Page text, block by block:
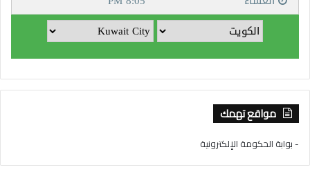
مواقع تهمك
- بوابة الحكومة الإلكترونية